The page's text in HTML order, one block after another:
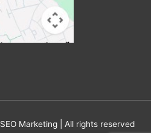
SEO Marketing| All rights reserved